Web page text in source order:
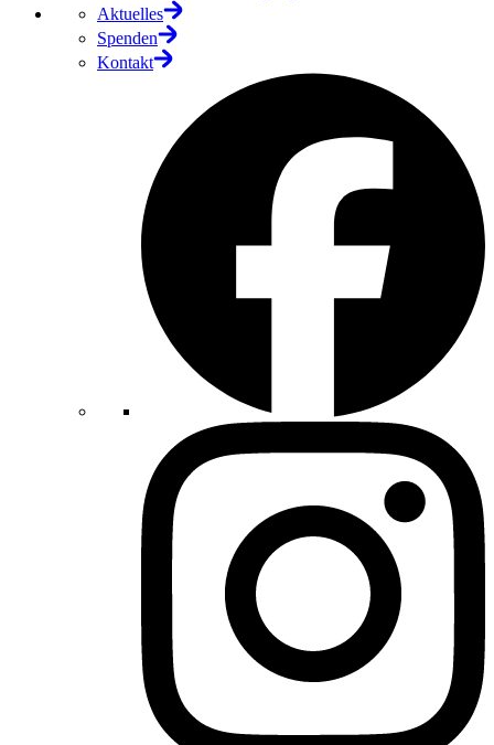
Aktuelles
Spenden
Kontakt